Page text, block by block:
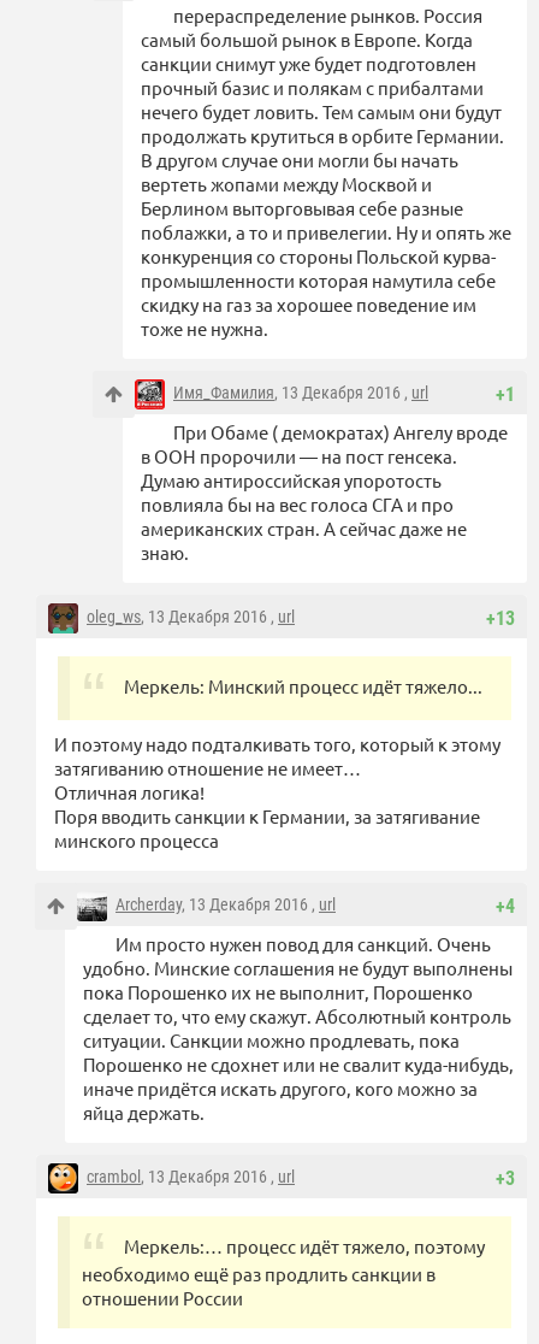
перераспределение рынков. Россия
самый большой рынок в Европе. Когда
санкции снимут уже будет подготовлен
прочный базис и полякам с прибалтами
нечего будет ловить. Тем самым они будут
продолжать крутиться в орбите Германии.
В другом случае они могли бы начать
вертеть жопами между Москвой и
Берлином выторговывая себе разные
поблажки, а то и привелегии. Ну и опять же
конкуренция со стороны Польской курва-
промышленности которая намутила себе
скидку на газ за хорошее поведение им
тоже не нужна.
+1
Имя_Фамилия, 13 Декабря 2016 , url
При Обаме ( демократах) Ангелу вроде
в ООН пророчили — на пост генсека.
Думаю антироссийская упоротость
повлияла бы на вес голоса СГА и про
американских стран. А сейчас даже не
знаю.
+13
oleg_ws, 13 Декабря 2016 , url
Меркель: Минский процесс идёт тяжело...
И поэтому надо подталкивать того, который к этому
затягиванию отношение не имеет…
Отличная логика!
Поря вводить санкции к Германии, за затягивание
минского процесса
+4
Archerday, 13 Декабря 2016 , url
Им просто нужен повод для санкций. Очень
удобно. Минские соглашения не будут выполнены
пока Порошенко их не выполнит, Порошенко
сделает то, что ему скажут. Абсолютный контроль
ситуации. Санкции можно продлевать, пока
Порошенко не сдохнет или не свалит куда-нибудь,
иначе придётся искать другого, кого можно за
яйца держать.
+3
crambol , 13 Декабря 2016 , url
Меркель:… процесс идёт тяжело, поэтому
необходимо ещё раз продлить санкции в
отношении России